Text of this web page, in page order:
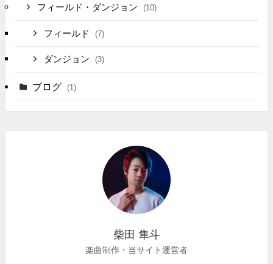
フィールド・ダンジョン (10)
フィールド (7)
ダンジョン (3)
ブログ (1)
柴田 隼斗
楽曲制作・当サイト運営者